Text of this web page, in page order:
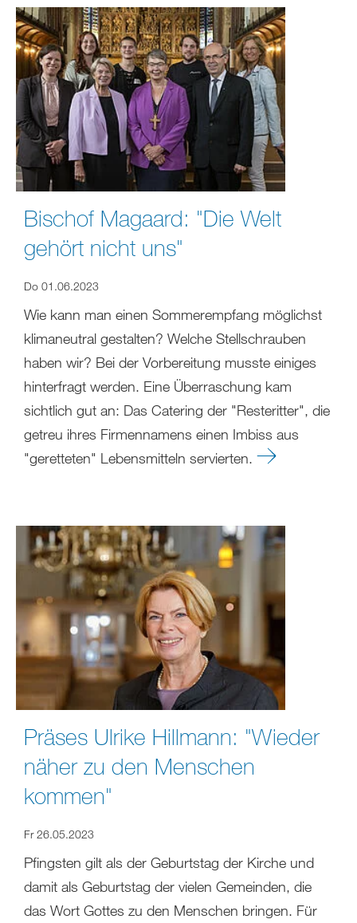
Bischof Magaard: "Die Welt
gehört nicht uns"
Do 01.06.2023
Wie kann man einen Sommerempfang möglichst
klimaneutral gestalten? Welche Stellschrauben
haben wir? Bei der Vorbereitung musste einiges
hinterfragt werden. Eine Überraschung kam
sichtlich gut an: Das Catering der "Resteritter", die
getreu ihres Firmennamens einen Imbiss aus
"geretteten" Lebensmitteln servierten.
Präses Ulrike Hillmann: "Wieder
näher zu den Menschen
kommen"
Fr 26.05.2023
Pfingsten gilt als der Geburtstag der Kirche und
damit als Geburtstag der vielen Gemeinden, die
das Wort Gottes zu den Menschen bringen. Für